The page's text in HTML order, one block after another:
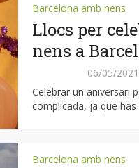
Barcelona amb nens
Llocs per
nens a
06/05/2021
Celebrar un aniversari
complicada, ja que
Barcelona amb nens